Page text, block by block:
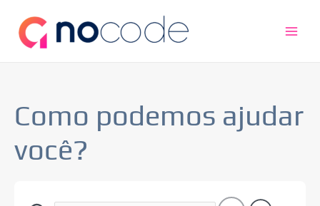
Como podemos ajudar
você?